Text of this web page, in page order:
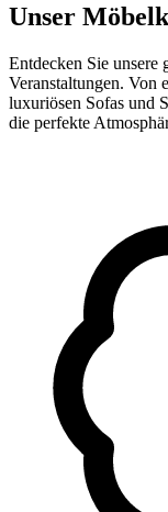
Unser
Entdecken Sie
Veranstaltungen. Von
luxuriösen Sofas und
die perfekte